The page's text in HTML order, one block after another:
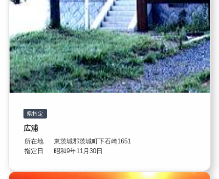
県指定
広浦
所在地
東茨城郡茨城町下石崎1651
指定日
昭和9年11月30日